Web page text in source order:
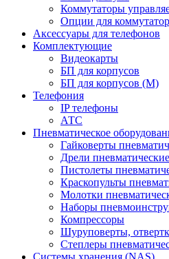
Коммутаторы
Опции для
Аксессуары для телефонов
Комплектующие
Видеокарты
БП для корпусов
БП для корпусов (М)
Телефония
IP телефоны
АТС
Пневматическое
Гайковерты
Дрели пневматические
Пистолеты
Краскопульты
Молотки
Наборы
Компрессоры
Шуруповерты,
Степлеры
Cистемы хранения (NAS)